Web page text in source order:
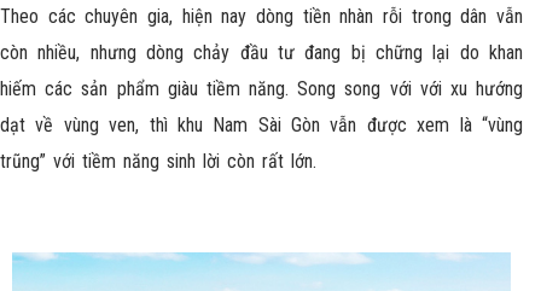
Theo các chuyên gia, hiện nay dòng tiền nhàn rỗi trong dân vẫn
còn nhiều, nhưng dòng chảy đầu tư đang bị chững lại do khan
hiếm các sản phẩm giàu tiềm năng. Song song với với xu hướng
dạt về vùng ven, thì khu Nam Sài Gòn vẫn được xem là “vùng
trũng” với tiềm năng sinh lời còn rất lớn.